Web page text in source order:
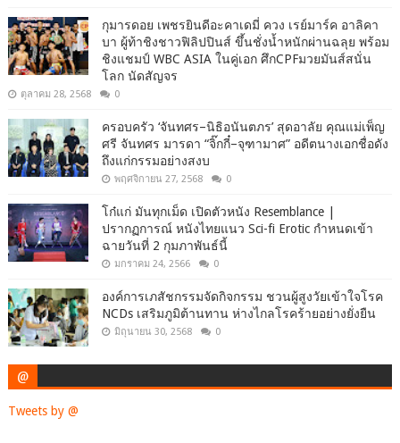
กุมารดอย เพชรยินดีอะคาเดมี่ ควง เรย์มาร์ค อาลิคา
บา ผู้ท้าชิงชาวฟิลิปปินส์ ขึ้นชั่งน้ำหนักผ่านฉลุย พร้อม
ชิงแชมป์ WBC ASIA ในคู่เอก ศึกCPFมวยมันส์สนั่น
โลก นัดสัญจร
ตุลาคม 28, 2568 0
ครอบครัว ‘จันทศร–นิธิอนันตภร’ สุดอาลัย คุณแม่เพ็ญ
ศรี จันทศร มารดา “จิ๊กกี๋–จุฑามาศ” อดีตนางเอกชื่อดัง
ถึงแก่กรรมอย่างสงบ
พฤศจิกายน 27, 2568 0
โก๋แก่ มันทุกเม็ด เปิดตัวหนัง Resemblance |
ปรากฏการณ์ หนังไทยแนว Sci-fi Erotic กำหนดเข้า
ฉายวันที่ 2 กุมภาพันธ์นี้
มกราคม 24, 2566 0
องค์การเภสัชกรรมจัดกิจกรรม ชวนผู้สูงวัยเข้าใจโรค
NCDs เสริมภูมิต้านทาน ห่างไกลโรคร้ายอย่างยั่งยืน
มิถุนายน 30, 2568 0
@
Tweets by @